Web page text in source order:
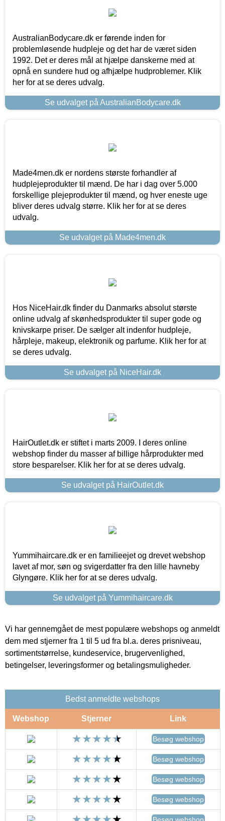
AustralianBodycare.dk er førende inden for
problemløsende hudpleje og det har de været siden
1992. Det er deres mål at hjælpe danskerne med at
opnå en sundere hud og afhjælpe hudproblemer. Klik
her for at se deres udvalg.
Se udvalget på AustralianBodycare.dk
Made4men.dk er nordens største forhandler af
hudplejeprodukter til mænd. De har i dag over 5.000
forskellige plejeprodukter til mænd, og hver eneste uge
bliver deres udvalg større. Klik her for at se deres
udvalg.
Se udvalget på Made4men.dk
Hos NiceHair.dk finder du Danmarks absolut største
online udvalg af skønhedsprodukter til super gode og
knivskarpe priser. De sælger alt indenfor hudpleje,
hårpleje, makeup, elektronik og parfume. Klik her for at
se deres udvalg.
Se udvalget på NiceHair.dk
HairOutlet.dk er stiftet i marts 2009. I deres online
webshop finder du masser af billige hårprodukter med
store besparelser. Klik her for at se deres udvalg.
Se udvalget på HairOutlet.dk
Yummihaircare.dk er en familieejet og drevet webshop
lavet af mor, søn og svigerdatter fra den lille havneby
Glyngøre. Klik her for at se deres udvalg.
Se udvalget på Yummihaircare.dk
Vi har gennemgået de mest populære webshops og anmeldt
dem med stjerner fra 1 til 5 ud fra bl.a. deres prisniveau,
sortimentstørrelse, kundeservice, brugervenlighed,
betingelser, leveringsformer og betalingsmuligheder.
Bedst anmeldte webshops
Webshop Stjerner Link
Besøg webshop
Besøg webshop
Besøg webshop
Besøg webshop